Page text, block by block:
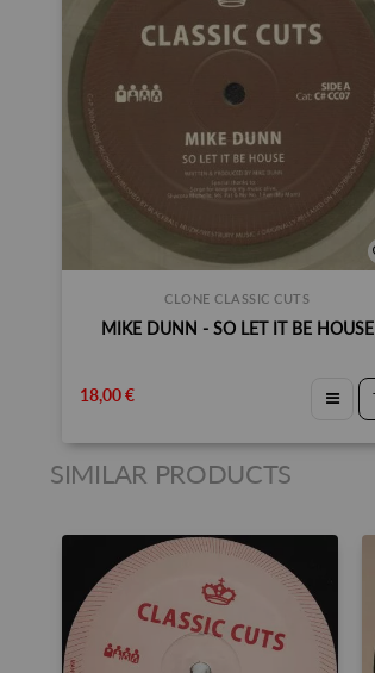
CLONE CLASSIC CUTS
MIKE DUNN - SO LET IT BE HOUSE
18,00 €
SIMILAR PRODUCTS